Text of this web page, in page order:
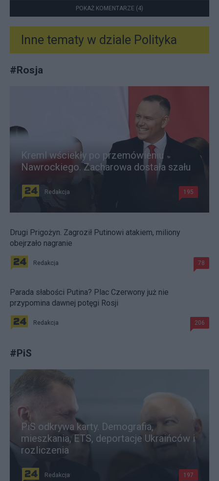
POKAŻ KOMENTARZE (4)
Inne tematy w dziale Polityka
#Rosja
Kreml wściekły po przemówieniu
Nawrockiego. Zacharowa dostała szału
Redakcja 195
Drugi Prigożyn. Zagroził Putinowi atakiem, miliony
obejrzało nagranie
Redakcja 78
Parada słabości Putina? Plac Czerwony już nie
przypomina dawnej potęgi Rosji
Redakcja 206
#PiS
PiS odkrywa karty. Demografia,
mieszkania, ETS, deportacje Ukraińców i
rozliczenia
Redakcja 197